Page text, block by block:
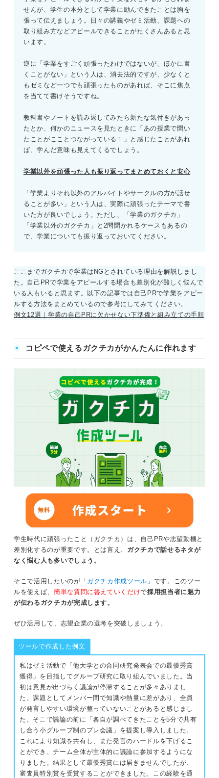
せんが、学生の本分として学業に励んできたことは胸を
張って伝えましょう。日々の講義やゼミ活動、課題への
取り組み方などアピールできることがたくさんあると思
います。
逆に「学業をすごく頑張ったわけではないが、ほかに書
くことがない」という人は、消去法的ですが、少なくと
もゼミなど一つでも頑張ったものがあれば、そこに焦点
を当てて書けそうですね。
教科書やノートを読み返してみたら新たな気付きがあっ
たとか、何かのニュースを見たときに「あの授業で聞い
たことがこことつながっている！」と感じたことがあれ
ば、学んだ意味も見えてくるでしょう。
学業以外を頑張った人も振り返ってまとめておくと安心
「学業よりそれ以外のアルバイトやサークルの方が話せ
ることが多い」という人は、実際に頑張ったテーマで書
いた方が良いでしょう。ただし、「学業のガクチカ」
「学業以外のガクチカ」と2問聞かれるケースもあるの
で、学業についても振り返っておいてください。
ここまでガクチカで学業はNGとされている理由を解説しまし
た。自己PRで学業をアピールする場合も差別化が難しく悩んで
いる人もいると思ます。以下の記事では自己PRで学業をアピー
ルする方法をまとめているので参考にしてみてください。
例文12選｜学業の自己PRに欠かせない下準備と組み立ての手順
コピペで使えるガクチカがかんたんに作れます
学生時代に頑張ったこと（ガクチカ）は、自己PRや志望動機と
差別化するのが重要です。とは言え、 ガクチカで話せるネタが
なく悩む人も多いでしょう。
そこで活用したいのが「ガクチカ作成ツール 」です。このツー
ルを使えば、 簡単な質問に答えていくだけで採用担当者に魅力
が伝わるガクチカが完成します。
ぜひ活用して、志望企業の選考を突破しましょう。
ツールで作成した例文
私はゼミ活動で「他大学との合同研究発表会での最優秀賞
獲得」を目指してグループ研究に取り組んでいました。当
初は意見が出づらく議論が停滞することが多々ありまし
た。課題としてメンバー間で知識や熱量に差があり、全員
が発言しやすい環境が整っていないことがあると感じまし
た。そこで議論の前に「各自が調べてきたことを5分で共有
し合う小グループ制のプレ会議」を提案し導入しました。
これにより知識を共有し、また発言のハードルを下げるこ
とができ、チーム全体が主体的に議論に参加するようにな
りました。結果として最優秀賞には届きませんでしたが、
審査員特別賞を受賞することができました。この経験を通